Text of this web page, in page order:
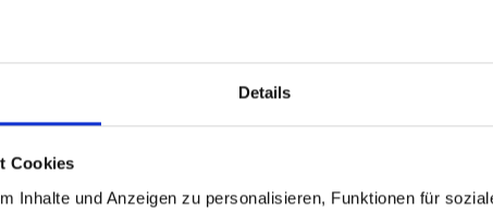
Details
Cookies
Inhalte und Anzeigen zu personalisieren, Funktionen für